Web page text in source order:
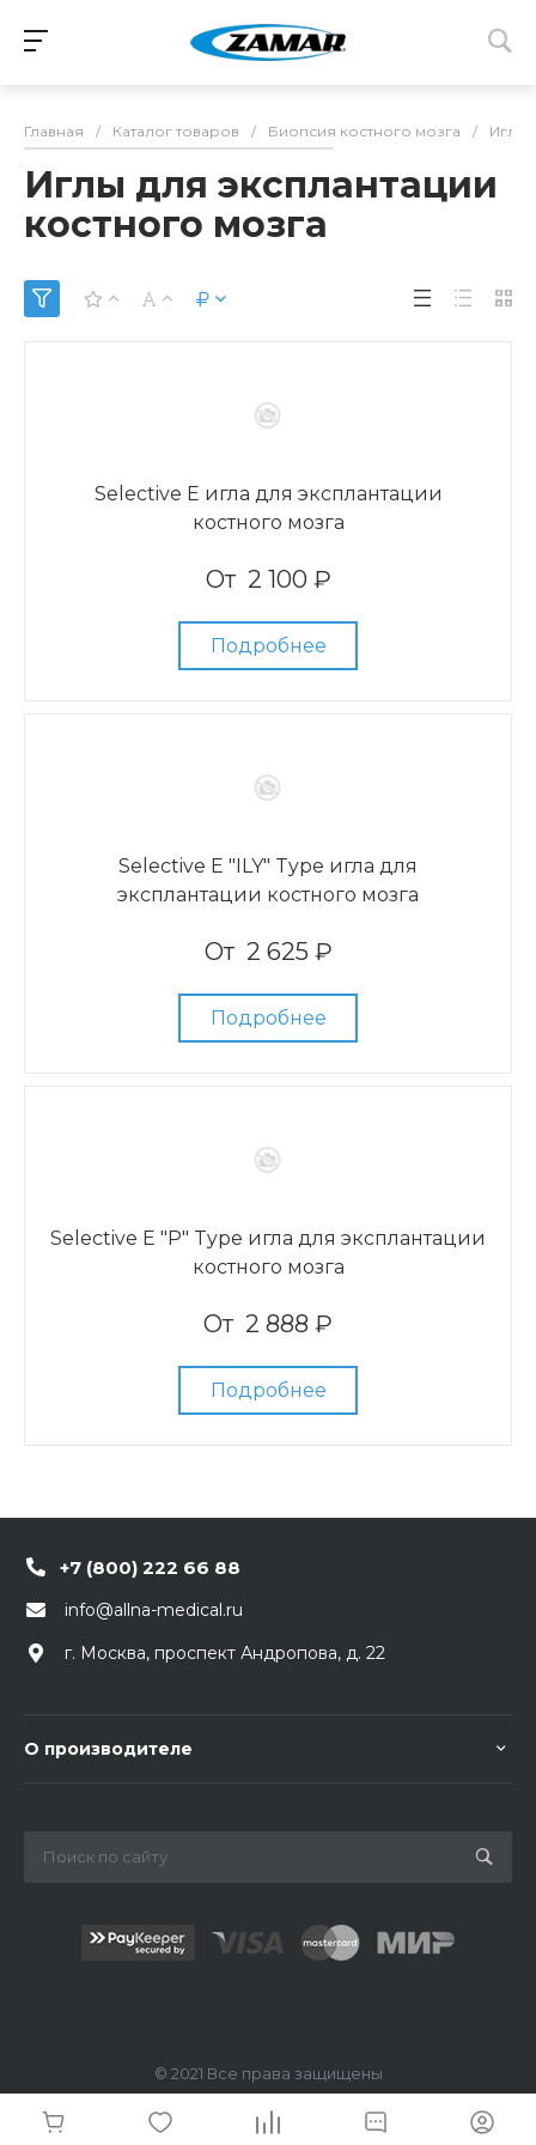
Главная / Каталог товаров / Биопсия костного мозга / Иглы
Иглы для эксплантации
костного мозга
Selective E игла для эксплантации
костного мозга
От 2 100 ₽
Подробнее
Selective E "ILY" Type игла для
эксплантации костного мозга
От 2 625 ₽
Подробнее
Selective E "P" Type игла для эксплантации
костного мозга
От 2 888 ₽
Подробнее
+7 (800) 222 66 88
info@allna-medical.ru
г. Москва, проспект Андропова, д. 22
О производителе
© 2021 Все права защищены